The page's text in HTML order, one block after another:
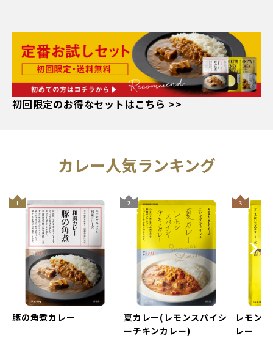
初回限定のお得なセットはこちら >>
人気ランキング
豚の角煮カレー
夏カレー(レモンスパイシ
ーチキンカレー)
レモン
レー